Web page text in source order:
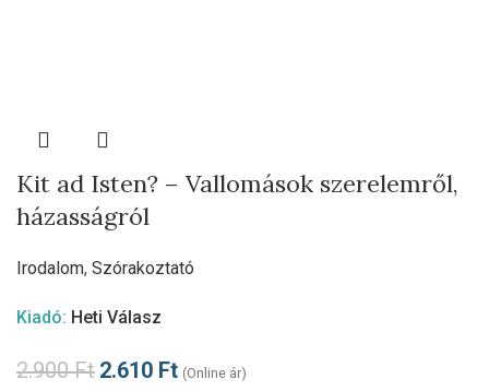
Kit ad Isten? – Vallomások szerelemről,
házasságról
Irodalom, Szórakoztató
Kiadó: Heti Válasz
2.900Ft 2.610 Ft (Online ár)